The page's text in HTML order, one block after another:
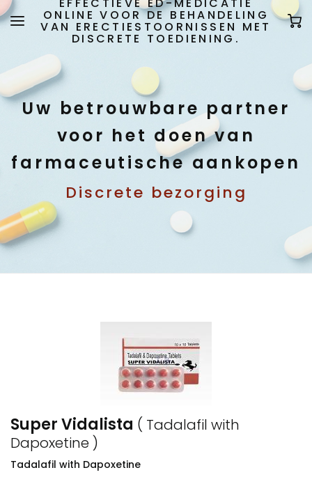
ONLINE VOOR DE BEHANDELING
VAN ERECTIESTOORNISSEN MET
DISCRETE TOEDIENING.
Uw betrouwbare partner
voor het doen van
farmaceutische aankopen
Discrete bezorging
Super Vidalista ( Tadalafil with
Dapoxetine )
Tadalafil with Dapoxetine